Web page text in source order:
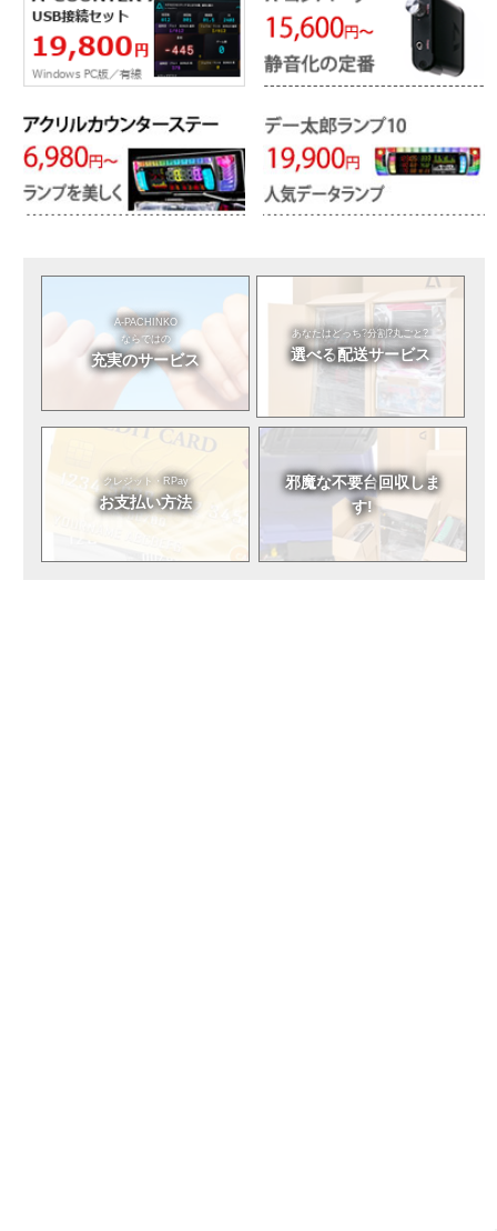
A-PACHINKO
ならではの
充実のサービス
あなたはどっち?分割?丸ごと?
選べる配送サービス
クレジット・RPay
お支払い方法
邪魔な不要台回収しま
す!